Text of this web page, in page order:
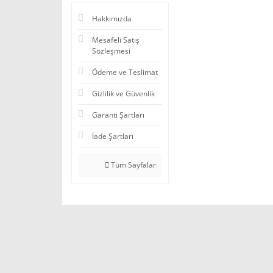
Hakkımızda
Mesafeli Satış
Sözleşmesi
Ödeme ve Teslimat
Gizlilik ve Güvenlik
Garanti Şartları
İade Şartları
Tüm Sayfalar